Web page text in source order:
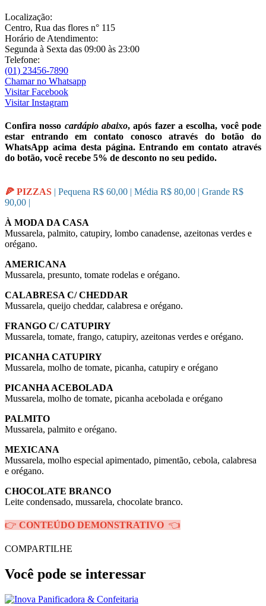
Localização:
Centro, Rua das flores n° 115
Horário de Atendimento:
Segunda à Sexta das 09:00 às 23:00
Telefone:
(01) 23456-7890
Chamar no Whatsapp
VisitarFacebook
VisitarInstagram
Confira nosso cardápio abaixo, após fazer a escolha, você pode
estar entrando em contato conosco através do botão do
WhatsApp acima desta página. Entrando em contato através
do botão, você recebe 5% de desconto no seu pedido.
🍕 PIZZAS | Pequena R$ 60,00 | Média R$ 80,00 | Grande R$
90,00 |
À MODA DA CASA
Mussarela, palmito, catupiry, lombo canadense, azeitonas verdes e
orégano.
AMERICANA
Mussarela, presunto, tomate rodelas e orégano.
CALABRESA C/ CHEDDAR
Mussarela, queijo cheddar, calabresa e orégano.
FRANGO C/ CATUPIRY
Mussarela, tomate, frango, catupiry, azeitonas verdes e orégano.
PICANHA CATUPIRY
Mussarela, molho de tomate, picanha, catupiry e orégano
PICANHA ACEBOLADA
Mussarela, molho de tomate, picanha acebolada e orégano
PALMITO
Mussarela, palmito e orégano.
MEXICANA
Mussarela, molho especial apimentado, pimentão, cebola, calabresa
e orégano.
CHOCOLATE BRANCO
Leite condensado, mussarela, chocolate branco.
👉 CONTEÚDO DEMONSTRATIVO 👈
COMPARTILHE
Você pode se interessar